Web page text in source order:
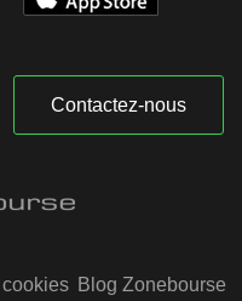
Contactez-nous
Blog Zonebourse